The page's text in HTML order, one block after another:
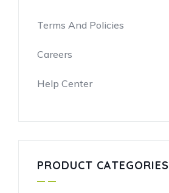
Terms And Policies
Careers
Help Center
PRODUCT CATEGORIES